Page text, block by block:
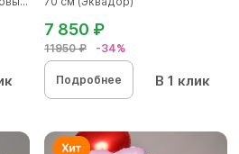
11950 ₽ -34%
7 850 ₽
Подробнее В 1 клик